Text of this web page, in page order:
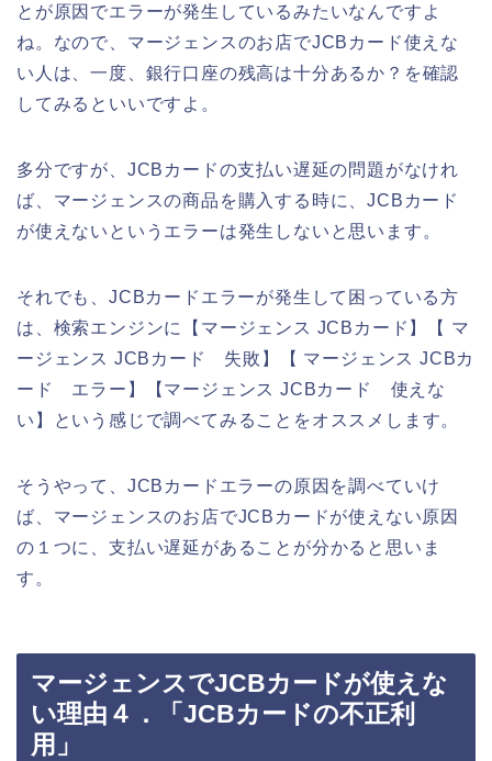
とが原因でエラーが発生しているみたいなんですよ
ね。なので、マージェンスのお店でJCBカード使えな
い人は、一度、銀行口座の残高は十分あるか？を確認
してみるといいですよ。
多分ですが、JCBカードの支払い遅延の問題がなけれ
ば、マージェンスの商品を購入する時に、JCBカード
が使えないというエラーは発生しないと思います。
それでも、JCBカードエラーが発生して困っている方
は、検索エンジンに【マージェンス JCBカード】【 マ
ージェンス JCBカード 失敗】【 マージェンス JCBカ
ード エラー】【マージェンス JCBカード 使えな
い】という感じで調べてみることをオススメします。
そうやって、JCBカードエラーの原因を調べていけ
ば、マージェンスのお店でJCBカードが使えない原因
の１つに、支払い遅延があることが分かると思いま
す。
マージェンスでJCBカードが使えな
い理由４．「JCBカードの不正利
用」